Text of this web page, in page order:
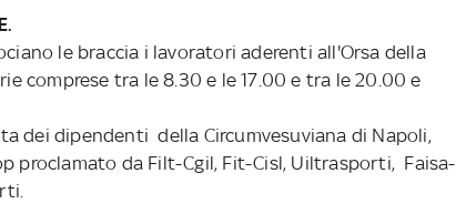
le braccia i lavoratori aderenti all'Orsa della
comprese tra le 8.30 e le 17.00 e tra le 20.00 e
dei dipendenti della Circumvesuviana di Napoli,
proclamato da Filt-Cgil, Fit-Cisl, Uiltrasporti, Faisa-